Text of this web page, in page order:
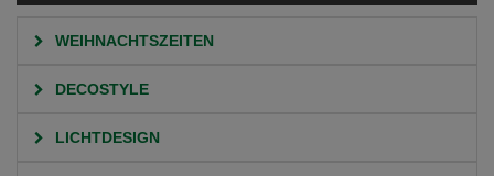
WEIHNACHTSZEITEN
DECOSTYLE
LICHTDESIGN